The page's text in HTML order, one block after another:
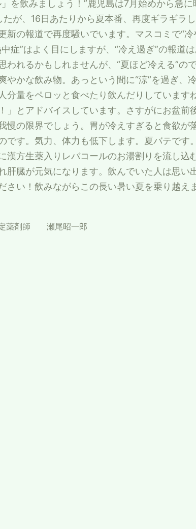
を飲みましょう！”鹿児島は7月始めから急に
が、16日あたりから夏本番、再度ギラギラ
新の報道で再度騒いでいます。マスコミで“冷
症”はよく目にしますが、“冷え過ぎ”の報道は
われるかもしれませんが、“夏ほど冷える”の
かな飲み物。あっという間に“涼”を過ぎ、
分量をペロッと食べたり飲んだりしています
」とアドバイスしています。さすがにお盆前
慢の限界でしょう。胃が冷えすぎると食欲が
です。気力、体力も低下します。夏バテです
漢方生薬入りレバコールのお湯割りを流し込
臓が元気になります。飲んでいた人は思い
さい！飲みながらこの長い暑い夏を乗り越え
薬剤師 瀬尾昭一郎